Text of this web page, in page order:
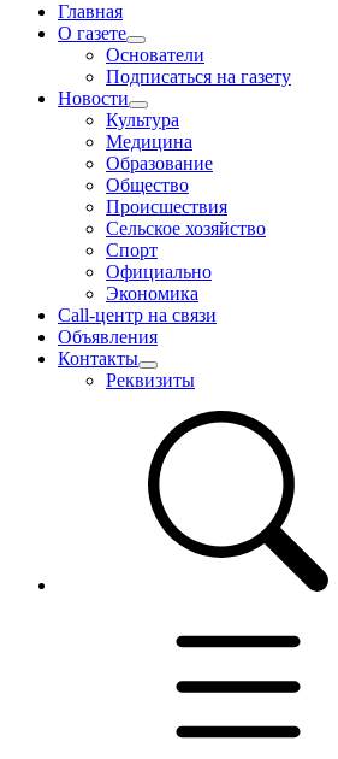
Главная
О газете
Основатели
Подписаться на газету
Новости
Культура
Медицина
Образование
Общество
Происшествия
Сельское хозяйство
Спорт
Официально
Экономика
Call-центр на связи
Объявления
Контакты
Реквизиты